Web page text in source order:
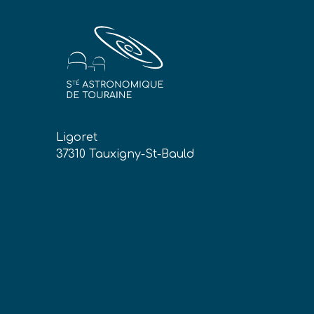
Ligoret
37310 Tauxigny-St-Bauld